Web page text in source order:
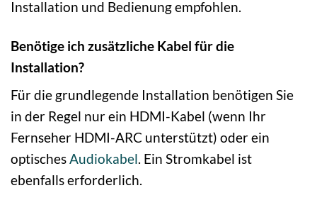
Installation und Bedienung empfohlen.
Benötige ich zusätzliche Kabel für die
Installation?
Für die grundlegende Installation benötigen Sie
in der Regel nur ein HDMI-Kabel (wenn Ihr
Fernseher HDMI-ARC unterstützt) oder ein
optischesAudiokabel. Ein Stromkabel ist
ebenfalls erforderlich.